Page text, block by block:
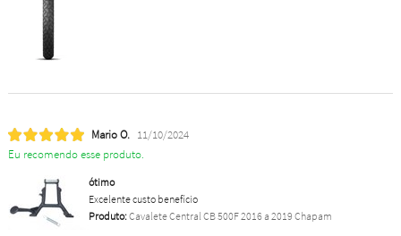
Mario O. 11/10/2024
Eu recomendo esse produto.
ótimo
Excelente custo benefício
Produto:Cavalete Central CB 500F 2016 a 2019 Chapam